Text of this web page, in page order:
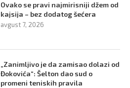
Ovako se pravi najmirisniji džem od
kajsija – bez dodatog šećera
avgust 7, 2026
„Zanimljivo je da zamisao dolazi od
Đokovića“: Šelton dao sud o
promeni teniskih pravila